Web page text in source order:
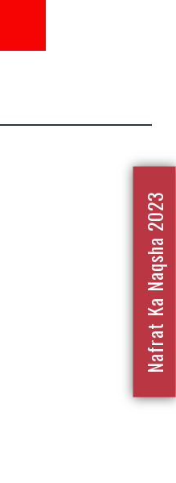
Nafrat Ka Naqsha 2023